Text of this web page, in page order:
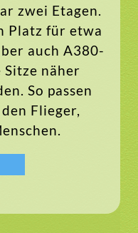
zwei Etagen.
Platz für etwa
auch A380-
Sitze näher
So passen
Flieger,